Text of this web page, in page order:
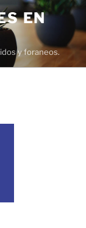
EN
y foraneos.